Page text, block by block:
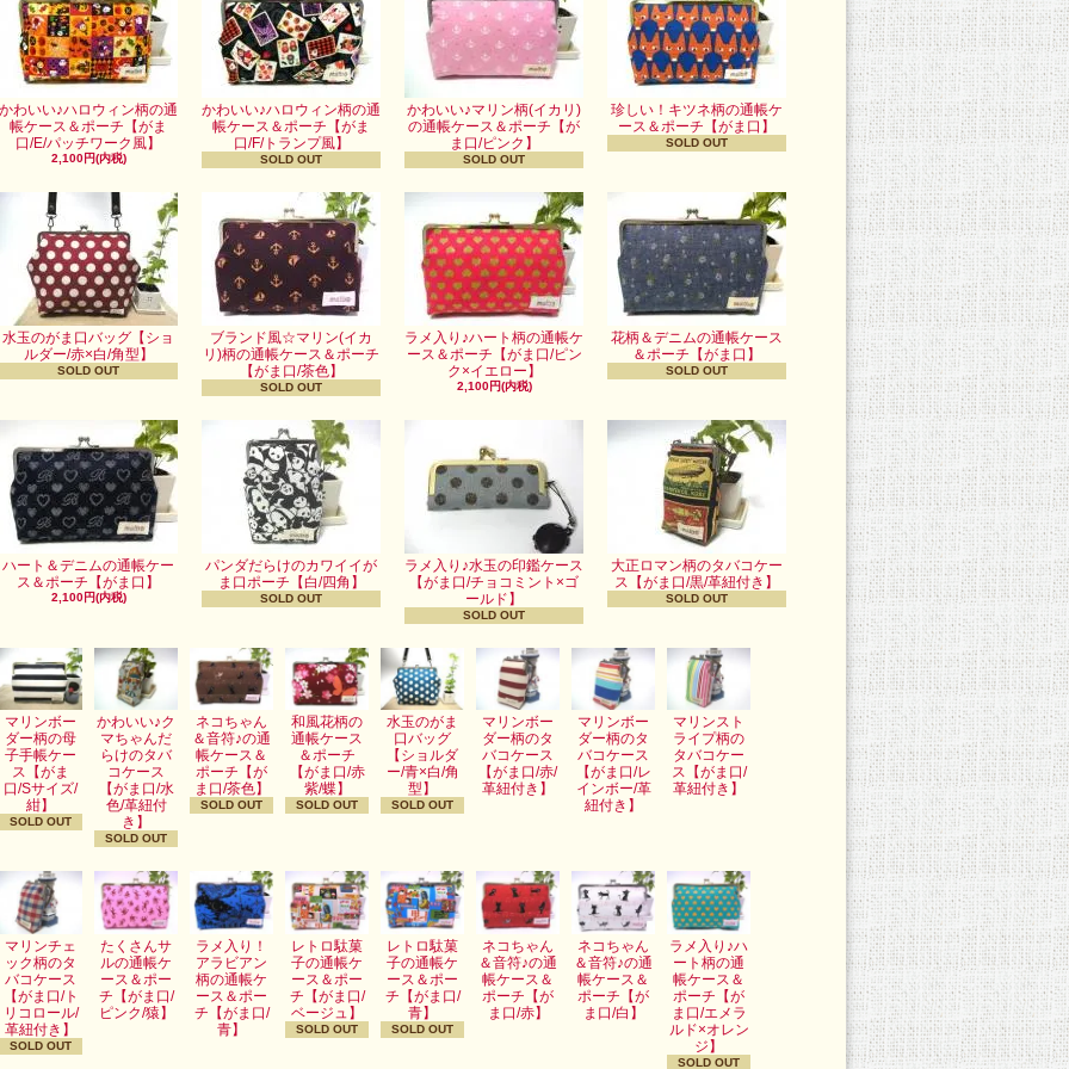
かわいい♪ハロウィン柄の通
帳ケース＆ポーチ【がま
口/E/パッチワーク風】
2,100円(内税)
かわいい♪ハロウィン柄の通
帳ケース＆ポーチ【がま
口/F/トランプ風】
SOLD OUT
かわいい♪マリン柄(イカリ)
の通帳ケース＆ポーチ【が
ま口/ピンク】
SOLD OUT
珍しい！キツネ柄の通帳ケ
ース＆ポーチ【がま口】
SOLD OUT
水玉のがま口バッグ【ショ
ルダー/赤×白/角型】
SOLD OUT
ブランド風☆マリン(イカ
リ)柄の通帳ケース＆ポーチ
【がま口/茶色】
SOLD OUT
ラメ入り♪ハート柄の通帳ケ
ース＆ポーチ【がま口/ピン
ク×イエロー】
2,100円(内税)
花柄＆デニムの通帳ケース
＆ポーチ【がま口】
SOLD OUT
ハート＆デニムの通帳ケー
ス＆ポーチ【がま口】
2,100円(内税)
パンダだらけのカワイイが
ま口ポーチ【白/四角】
SOLD OUT
ラメ入り♪水玉の印鑑ケース
【がま口/チョコミント×ゴ
ールド】
SOLD OUT
大正ロマン柄のタバコケー
ス【がま口/黒/革紐付き】
SOLD OUT
マリンボー
ダー柄の母
子手帳ケー
ス【がま
口/Sサイズ/
紺】
SOLD OUT
かわいい♪ク
マちゃんだ
らけのタバ
コケース
【がま口/水
色/革紐付
き】
SOLD OUT
ネコちゃん
＆音符♪の通
帳ケース＆
ポーチ【が
ま口/茶色】
SOLD OUT
和風花柄の
通帳ケース
＆ポーチ
【がま口/赤
紫/蝶】
SOLD OUT
水玉のがま
口バッグ
【ショルダ
ー/青×白/角
型】
SOLD OUT
マリンボー
ダー柄のタ
バコケース
【がま口/赤/
革紐付き】
マリンボー
ダー柄のタ
バコケース
【がま口/レ
インボー/革
紐付き】
マリンスト
ライプ柄の
タバコケー
ス【がま口/
革紐付き】
マリンチェ
ック柄のタ
バコケース
【がま口/ト
リコロール/
革紐付き】
SOLD OUT
たくさんサ
ルの通帳ケ
ース＆ポー
チ【がま口/
ピンク/猿】
ラメ入り！
アラビアン
柄の通帳ケ
ース＆ポー
チ【がま口/
青】
レトロ駄菓
子の通帳ケ
ース＆ポー
チ【がま口/
ベージュ】
SOLD OUT
レトロ駄菓
子の通帳ケ
ース＆ポー
チ【がま口/
青】
SOLD OUT
ネコちゃん
＆音符♪の通
帳ケース＆
ポーチ【が
ま口/赤】
ネコちゃん
＆音符♪の通
帳ケース＆
ポーチ【が
ま口/白】
ラメ入り♪ハ
ート柄の通
帳ケース＆
ポーチ【が
ま口/エメラ
ルド×オレン
ジ】
SOLD OUT